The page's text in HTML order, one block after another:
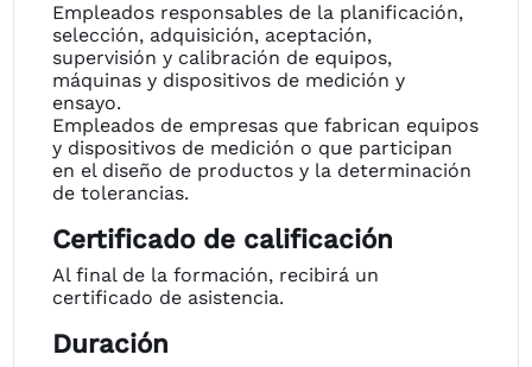
Empleados responsables de la planificación,
selección, adquisición, aceptación,
supervisión y calibración de equipos,
máquinas y dispositivos de medición y
ensayo.
Empleados de empresas que fabrican equipos
y dispositivos de medición o que participan
en el diseño de productos y la determinación
de tolerancias.
Certificado de calificación
Al final de la formación, recibirá un
certificado de asistencia.
Duración